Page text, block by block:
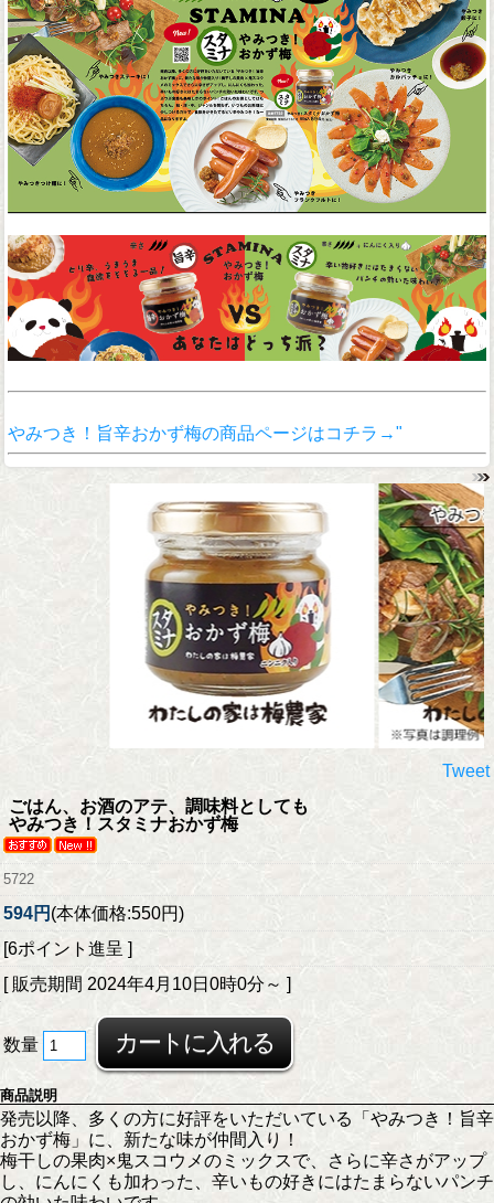
やみつき！旨辛おかず梅の商品ページはコチラ→"
Tweet
ごはん、お酒のアテ、調味料としても
やみつき！スタミナおかず梅
5722
594円 (本体価格:550円)
[6ポイント進呈 ]
[ 販売期間 2024年4月10日0時0分～ ]
数量
商品説明
発売以降、多くの方に好評をいただいている「やみつき！旨辛
おかず梅」に、新たな味が仲間入り！
梅干しの果肉×鬼スコウメのミックスで、さらに辛さがアップ
し、にんにくも加わった、辛いもの好きにはたまらないパンチ